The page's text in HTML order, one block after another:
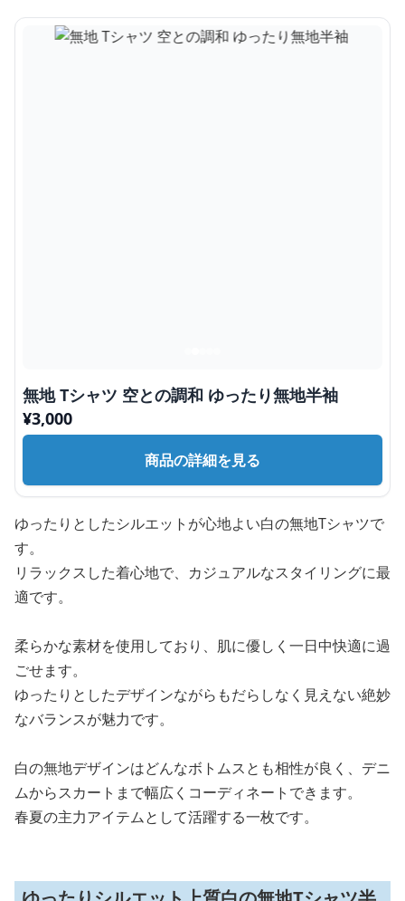
無地 Tシャツ 空との調和 ゆったり無地半袖
¥3,000
商品の詳細を見る
ゆったりとしたシルエットが心地よい白の無地Tシャツで
す。
リラックスした着心地で、カジュアルなスタイリングに最
適です。
柔らかな素材を使用しており、肌に優しく一日中快適に過
ごせます。
ゆったりとしたデザインながらもだらしなく見えない絶妙
なバランスが魅力です。
白の無地デザインはどんなボトムスとも相性が良く、デニ
ムからスカートまで幅広くコーディネートできます。
春夏の主力アイテムとして活躍する一枚です。